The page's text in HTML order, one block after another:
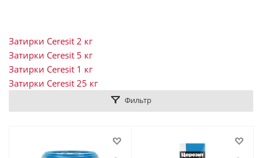
Затирки Ceresit 2 кг
Затирки Ceresit 5 кг
Затирки Ceresit 1 кг
Затирки Ceresit 25 кг
Фильтр